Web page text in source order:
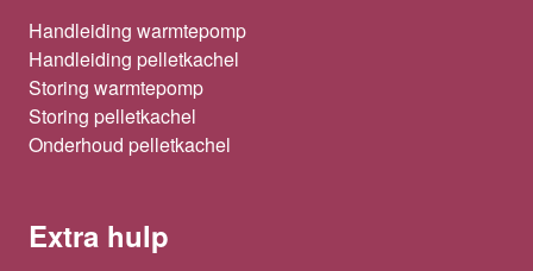
Handleiding warmtepomp
Handleiding pelletkachel
Storing warmtepomp
Storing pelletkachel
Onderhoud pelletkachel
Extra hulp